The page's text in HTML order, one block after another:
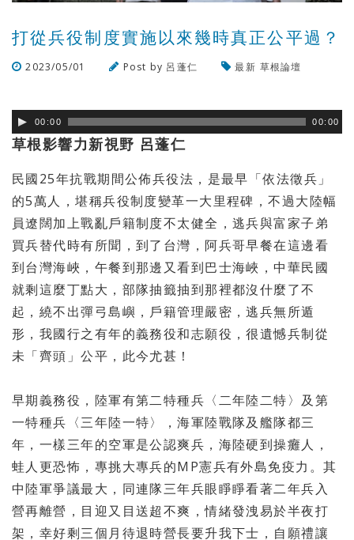
打從兵役制度實施以來幾時真正公平過？
2023/05/01 Post by 呂蓬仁 最新 草根論壇
00:00 00:00
草根影響力新視野 呂蓬仁
民國25年抗戰期間公佈兵役法，是最早「依法徵兵」
的5萬人，堪稱兵役制度變革一大里程碑，不過大陸幅
員遼闊加上戰亂戶籍制度不太健全，逃兵與富家子弟
買兵替代時有所聞，到了台灣， 阿兵哥早餐在這邊看
到台灣海峽，午餐到那邊又看到巴士海峽， 中華民國
就剩這麼丁點大，部隊抽籤抽到那裡都沒什麼了不
起， 繞不出彈弓島嶼，戶籍管理嚴密，逃兵無所遁
形， 我國行之有年的義務役和志願役，很遺憾兵制從
未「齊頭」公平， 此今尤甚！
早期義務役，陸軍有第二特種兵〈二年陸二特〉及第
一特種兵〈三年陸一特〉，海軍陸戰隊及艦隊都三
年， 一樣三年的空軍是公認爽兵，海陸硬到操癱人，
蛙人更恐怖， 專挑大專兵的MP憲兵有外島免疫力。其
中陸軍爭議最大， 同連隊三年兵眼睜睜看著二年兵入
營再離營，目迎又目送超不爽，情緒發洩易於半夜打
架，幸好剩三個月待退時營長要升我下士， 自願禮讓